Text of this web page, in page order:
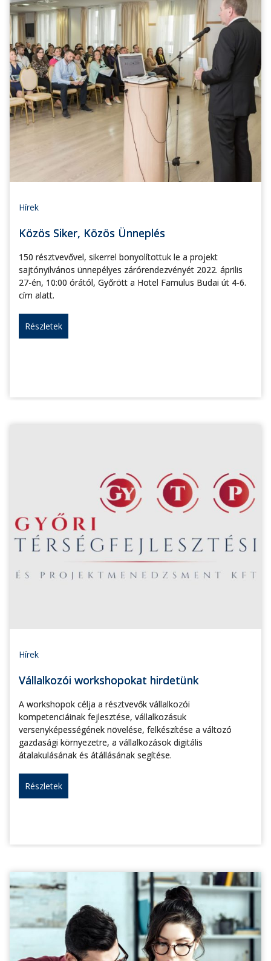
Hírek
Közös Siker, Közös Ünneplés
150 résztvevővel, sikerrel bonyolítottuk le a projekt
sajtónyilvános ünnepélyes zárórendezvényét 2022. április
27-én, 10:00 órától, Győrött a Hotel Famulus Budai út 4-6.
cím alatt.
Részletek
Hírek
Vállalkozói workshopokat hirdetünk
A workshopok célja a résztvevők vállalkozói
kompetenciáinak fejlesztése, vállalkozásuk
versenyképességének növelése, felkészítése a változó
gazdasági környezetre, a vállalkozások digitális
átalakulásának és átállásának segítése.
Részletek